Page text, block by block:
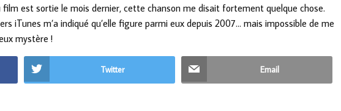
film est sortie le mois dernier, cette chanson me disait fortement quelque chose.
iTunes m’a indiqué qu’elle figure parmi eux depuis 2007… mais impossible de me
mystère !
Twitter Email